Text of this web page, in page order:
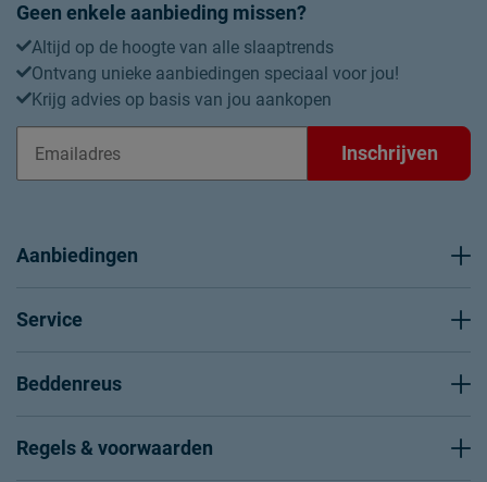
Geen enkele aanbieding missen?
Altijd op de hoogte van alle slaaptrends
Ontvang unieke aanbiedingen speciaal voor jou!
Krijg advies op basis van jou aankopen
Inschrijven
Aanbiedingen
Service
Beddenreus
Regels & voorwaarden